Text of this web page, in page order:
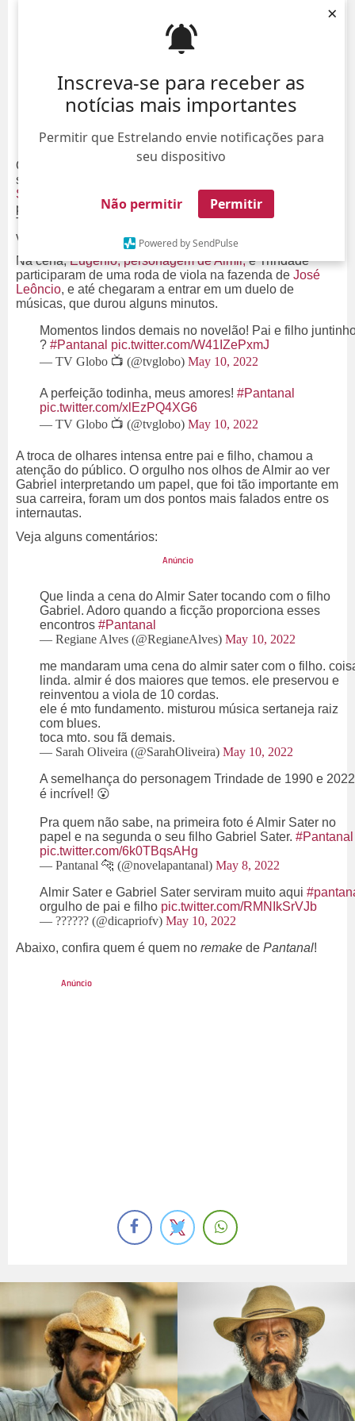
Inscreva-se para receber as
notícias mais importantes
Permitir que Estrelando envie notificações para
seu dispositivo
Não permitir Permitir
Powered by SendPulse
×
Quem assistiu a novelaPantanalna noite da última
segunda-feira, dia 9, teve uma surpresa boa ao ver
Sater e Gabriel Sater contracenando juntosna trama pela
primeira vez. O jovem ator interpreta o peão Xeréu
Trindade, que foi o personagem do pai na primeira
versão da novela, em 1990.
Na cena,Eugênio, personagem de Almir,e Trindade
participaram de uma roda de viola na fazenda de José
Leôncio, e até chegaram a entrar em um duelo de
músicas, que durou alguns minutos.
Momentos lindos demais no novelão! Pai e filho
? #Pantanal pic.twitter.com/W41IZePxmJ
— TV Globo 📺 (@tvglobo) May 10, 2022
A perfeição todinha, meus amores! #Pantanal
pic.twitter.com/xlEzPQ4XG6
— TV Globo 📺 (@tvglobo) May 10, 2022
A troca de olhares intensa entre pai e filho, chamou a
atenção do público. O orgulho nos olhos de Almir ao ver
Gabriel interpretando um papel, que foi tão importante em
sua carreira, foram um dos pontos mais falados entre os
internautas.
Veja alguns comentários:
Que linda a cena do Almir Sater tocando com o filho
Gabriel. Adoro quando a ficção proporciona esses
encontros #Pantanal
— Regiane Alves (@RegianeAlves) May 10, 2022
me mandaram uma cena do almir sater com o filho.
linda. almir é dos maiores que temos. ele preservou e
reinventou a viola de 10 cordas.
ele é mto fundamento. misturou música sertaneja raiz
com blues.
toca mto. sou fã demais.
— Sarah Oliveira (@SarahOliveira) May 10, 2022
A semelhança do personagem Trindade de 1990 e 2022
é incrível! 😮
Pra quem não sabe, na primeira foto é Almir Sater no
papel e na segunda o seu filho Gabriel Sater. #Pantanal
pic.twitter.com/6k0TBqsAHg
— Pantanal 🐆 (@novelapantanal) May 8, 2022
Almir Sater e Gabriel Sater serviram muito aqui
orgulho de pai e filho pic.twitter.com/RMNIkSrVJb
— ?????? (@dicapriofv) May 10, 2022
Abaixo, confira quem é quem no remake de Pantanal!